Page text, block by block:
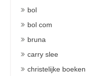
bol
bol com
bruna
carry slee
christelijke boeken